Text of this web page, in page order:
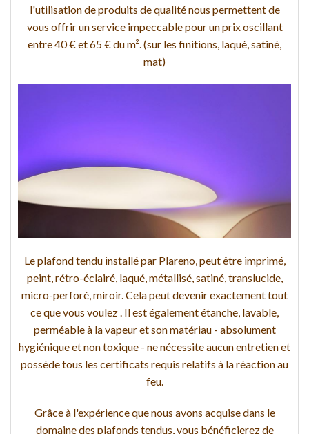
l'utilisation de produits de qualité nous permettent de
vous offrir un service impeccable pour un prix oscillant
entre 40 € et 65 € du m². (sur les finitions, laqué, satiné,
mat)
Le plafond tendu installé par Plareno, peut être imprimé,
peint, rétro-éclairé, laqué, métallisé, satiné, translucide,
micro-perforé, miroir. Cela peut devenir exactement tout
ce que vous voulez . Il est également étanche, lavable,
perméable à la vapeur et son matériau - absolument
hygiénique et non toxique - ne nécessite aucun entretien et
possède tous les certificats requis relatifs à la réaction au
feu.
Grâce à l'expérience que nous avons acquise dans le
domaine des plafonds tendus, vous bénéficierez de